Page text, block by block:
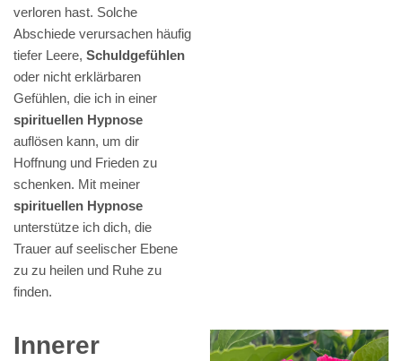
verloren hast. Solche
Abschiede verursachen häufig
tiefer Leere, Schuldgefühlen
oder nicht erklärbaren
Gefühlen, die ich in einer
spirituellen Hypnose
auflösen kann, um dir
Hoffnung und Frieden zu
schenken. Mit meiner
spirituellen Hypnose
unterstütze ich dich, die
Trauer auf seelischer Ebene
zu zu heilen und Ruhe zu
finden.
Innerer